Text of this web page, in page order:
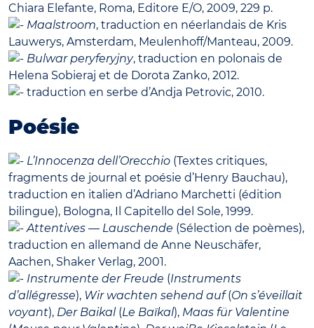
Chiara Elefante, Roma, Editore E/O, 2009, 229 p.
Maalstroom, traduction en néerlandais de Kris
Lauwerys, Amsterdam, Meulenhoff/Manteau, 2009.
Bulwar peryferyjny, traduction en polonais de
Helena Sobieraj et de Dorota Zanko, 2012.
traduction en serbe d’Andja Petrovic, 2010.
Poésie
L’Innocenza dell’Orecchio (Textes critiques,
fragments de journal et poésie d’Henry Bauchau),
traduction en italien d’Adriano Marchetti (édition
bilingue), Bologna, Il Capitello del Sole, 1999.
Attentives — Lauschende (Sélection de poèmes),
traduction en allemand de Anne Neuschäfer,
Aachen, Shaker Verlag, 2001.
Instrumente der Freude (Instruments
d’allégresse), Wir wachten sehend auf(On s’éveillait
voyant), Der Baikal(Le Baïkal), Maas für Valentine